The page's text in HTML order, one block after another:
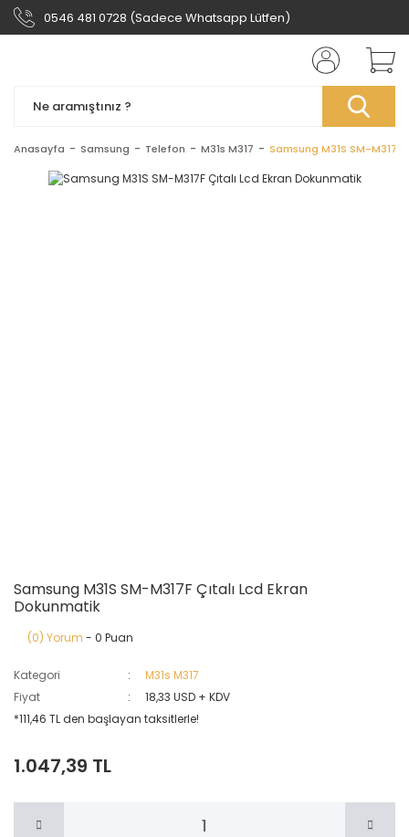
0546 481 0728 (Sadece Whatsapp Lütfen)
Anasayfa Samsung Telefon M31s M317 Samsung M31S SM-
Samsung M31S SM-M317F Çıtalı Lcd Ekran
Dokunmatik
(0) Yorum - 0 Puan
Kategori
M31s M317
Fiyat
18,33 USD + KDV
*111,46 TL den başlayan taksitlerle!
1.047,39 TL